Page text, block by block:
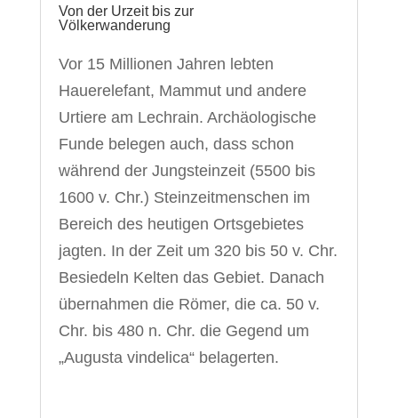
Von der Urzeit bis zur
Völkerwanderung
Vor 15 Millionen Jahren lebten
Hauerelefant, Mammut und andere
Urtiere am Lechrain. Archäologische
Funde belegen auch, dass schon
während der Jungsteinzeit (5500 bis
1600 v. Chr.) Steinzeitmenschen im
Bereich des heutigen Ortsgebietes
jagten. In der Zeit um 320 bis 50 v. Chr.
Besiedeln Kelten das Gebiet. Danach
übernahmen die Römer, die ca. 50 v.
Chr. bis 480 n. Chr. die Gegend um
„Augusta vindelica“ belagerten.